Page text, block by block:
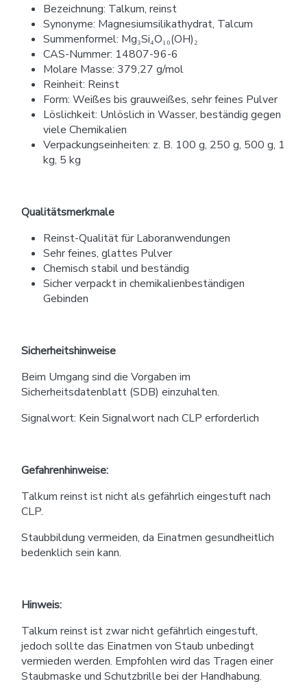
Bezeichnung: Talkum, reinst
Synonyme: Magnesiumsilikathydrat, Talcum
Summenformel: Mg₃Si₄O₁₀(OH)₂
CAS-Nummer: 14807-96-6
Molare Masse: 379,27 g/mol
Reinheit: Reinst
Form: Weißes bis grauweißes, sehr feines Pulver
Löslichkeit: Unlöslich in Wasser, beständig gegen
viele Chemikalien
Verpackungseinheiten: z. B. 100 g, 250 g, 500 g, 1
kg, 5 kg
Qualitätsmerkmale
Reinst-Qualität für Laboranwendungen
Sehr feines, glattes Pulver
Chemisch stabil und beständig
Sicher verpackt in chemikalienbeständigen
Gebinden
Sicherheitshinweise
Beim Umgang sind die Vorgaben im
Sicherheitsdatenblatt (SDB) einzuhalten.
Signalwort: Kein Signalwort nach CLP erforderlich
Gefahrenhinweise:
Talkum reinst ist nicht als gefährlich eingestuft nach
CLP.
Staubbildung vermeiden, da Einatmen gesundheitlich
bedenklich sein kann.
Hinweis:
Talkum reinst ist zwar nicht gefährlich eingestuft,
jedoch sollte das Einatmen von Staub unbedingt
vermieden werden. Empfohlen wird das Tragen einer
Staubmaske und Schutzbrille bei der Handhabung.